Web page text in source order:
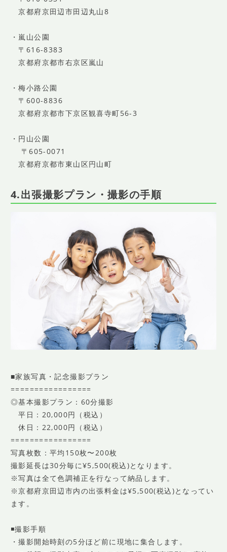
京都府京田辺市田辺丸山8
・嵐山公園
〒616-8383
京都府京都市右京区嵐山
・梅小路公園
〒600-8836
京都府京都市下京区観喜寺町56-3
・円山公園
〒605-0071
京都府京都市東山区円山町
4.出張撮影プラン・撮影の手順
■家族写真・記念撮影プラン
=================
◎基本撮影プラン：60分撮影
平日：20,000円（税込）
休日：22,000円（税込）
=================
写真枚数：平均150枚〜200枚
撮影延長は30分毎に¥5,500(税込)となります。
※写真は全て色調補正を行なって納品します。
※京都府京田辺市内の出張料金は¥5,500(税込)となってい
ます。
◾️撮影手順
・撮影開始時刻の5分ほど前に現地に集合します。